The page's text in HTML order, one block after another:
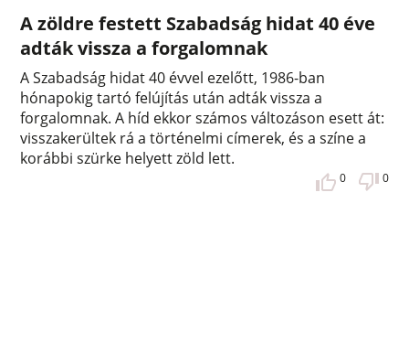
A zöldre festett Szabadság hidat 40 éve
adták vissza a forgalomnak
A Szabadság hidat 40 évvel ezelőtt, 1986-ban
hónapokig tartó felújítás után adták vissza a
forgalomnak. A híd ekkor számos változáson esett át:
visszakerültek rá a történelmi címerek, és a színe a
korábbi szürke helyett zöld lett.
0 0